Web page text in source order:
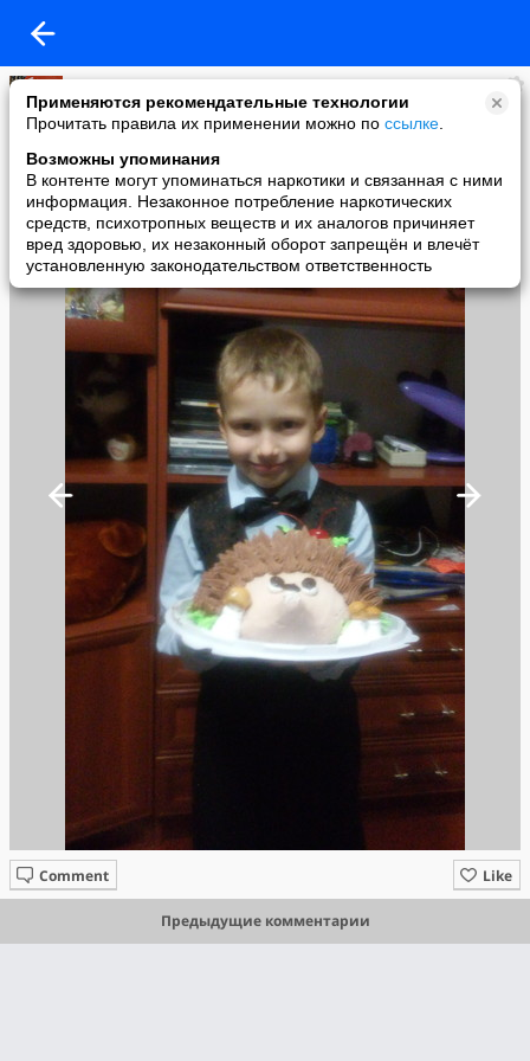
Применяются рекомендательные технологии
Прочитать правила их применении можно по ссылке
Возможны упоминания
В контенте могут упоминаться наркотики и связанная с ними
информация. Незаконное потребление наркотических
средств, психотропных веществ и их аналогов причиняет
вред здоровью, их незаконный оборот запрещён и влечёт
установленную законодательством ответственность
AXRA Gromov
added a photo
26 Nov в 16:15
Like
Comment
Предыдущие комментарии